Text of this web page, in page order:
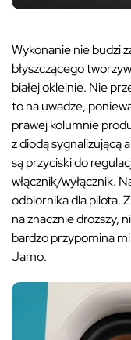
Wykonanie nie budzi
błyszczącego
białej okleinie. Nie
to na uwadze,
prawej kolumnie
z diodą sygnalizującą
są przyciski do
włącznik/wyłącznik.
odbiornika dla pilota.
na znacznie droższy,
bardzo przypomina
Jamo.